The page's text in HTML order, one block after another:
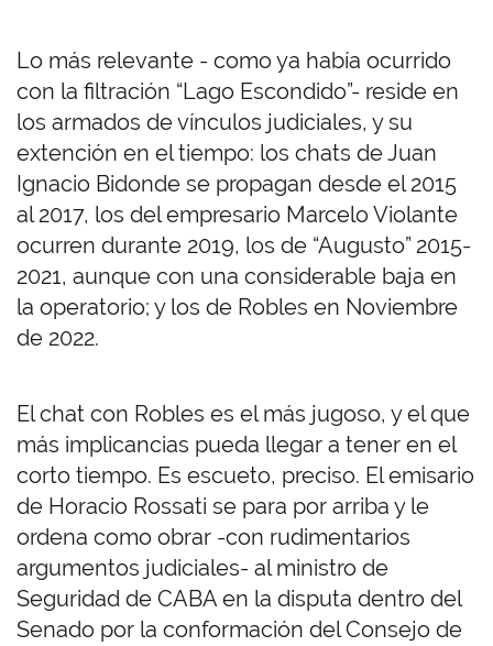
Lo más relevante - como ya había ocurrido
con la filtración “Lago Escondido”- reside en
los armados de vínculos judiciales, y su
extención en el tiempo: los chats de Juan
Ignacio Bidonde se propagan desde el 2015
al 2017, los del empresario Marcelo Violante
ocurren durante 2019, los de “Augusto” 2015-
2021, aunque con una considerable baja en
la operatorio; y los de Robles en Noviembre
de 2022.
El chat con Robles es el más jugoso, y el que
más implicancias pueda llegar a tener en el
corto tiempo. Es escueto, preciso. El emisario
de Horacio Rossati se para por arriba y le
ordena como obrar -con rudimentarios
argumentos judiciales- al ministro de
Seguridad de CABA en la disputa dentro del
Senado por la conformación del Consejo de